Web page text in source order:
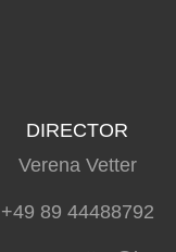
DIRECTOR
Verena Vetter
+49 89 44488792